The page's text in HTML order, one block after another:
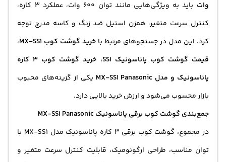
وات
باید به ویژگی‌هایی مانند توان 600 وات، عملکرد 3 کاره،
کنترل سرعت متغیر، همزن استیل ضد زنگ و کاسه مدرج توجه
کرد. این مدل در جستجوهای مرتبط با
خرید گوشت کوب MX-SS1،
قیمت گوشت کوب پاناسونیک SS1، خرید گوشت کوب 3 کاره
پاناسونیک و مدل MX-SS1 Panasonic
یکی از گزینه‌های محبوب
بازار محسوب می‌شود و ارزش خرید بالایی دارد.
جمع‌بندی گوشت کوب برقی پاناسونیک MX-SS1 Panasonic
در مجموع، گوشت کوب برقی 3 کاره پاناسونیک مدل MX-SS1 با
توان مناسب، طراحی ارگونومیک، قابلیت کنترل سرعت متغیر و